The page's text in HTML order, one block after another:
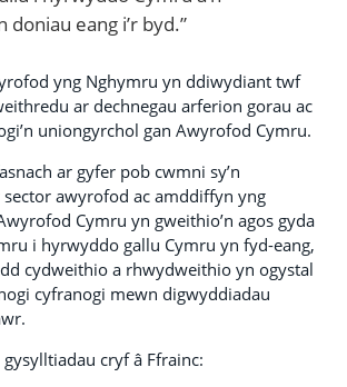
doniau eang i’r byd.”
yng Nghymru yn ddiwydiant twf
ar dechnegau arferion gorau ac
uniongyrchol gan Awyrofod Cymru.
ar gyfer pob cwmni sy’n
awyrofod ac amddiffyn yng
Cymru yn gweithio’n agos gyda
i hyrwyddo gallu Cymru yn fyd-eang,
cydweithio a rhwydweithio yn ogystal
cyfranogi mewn digwyddiadau
cryf â Ffrainc: